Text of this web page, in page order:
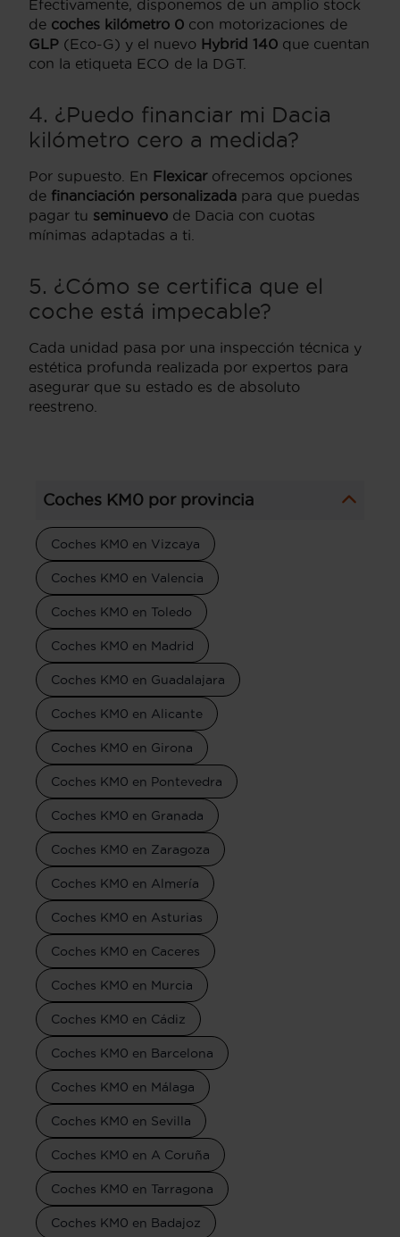
Efectivamente, disponemos de un amplio stock
de coches kilómetro 0 con motorizaciones de
GLP (Eco-G) y el nuevo Hybrid 140 que cuentan
con la etiqueta ECO de la DGT.
4. ¿Puedo financiar mi Dacia
kilómetro cero a medida?
Por supuesto. En Flexicarofrecemos opciones
de financiación personalizada para que puedas
pagar tu seminuevo de Dacia con cuotas
mínimas adaptadas a ti.
5. ¿Cómo se certifica que el
coche está impecable?
Cada unidad pasa por una inspección técnica y
estética profunda realizada por expertos para
asegurar que su estado es de absoluto
reestreno.
Coches KM0 por provincia
Coches KM0 en Vizcaya
Coches KM0 en Valencia
Coches KM0 en Toledo
Coches KM0 en Madrid
Coches KM0 en Guadalajara
Coches KM0 en Alicante
Coches KM0 en Girona
Coches KM0 en Pontevedra
Coches KM0 en Granada
Coches KM0 en Zaragoza
Coches KM0 en Almería
Coches KM0 en Asturias
Coches KM0 en Caceres
Coches KM0 en Murcia
Coches KM0 en Cádiz
Coches KM0 en Barcelona
Coches KM0 en Málaga
Coches KM0 en Sevilla
Coches KM0 en A Coruña
Coches KM0 en Tarragona
Coches KM0 en Badajoz